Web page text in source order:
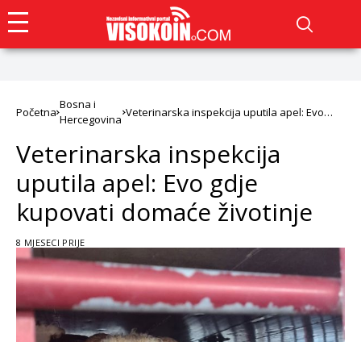
Početna
Bosna i
Hercegovina
Veterinarska inspekcija uputila apel: Evo
Veterinarska inspekcija
uputila apel: Evo gdje
kupovati domaće životinje
8 MJESECI PRIJE